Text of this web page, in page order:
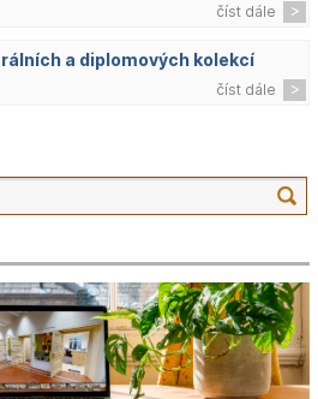
číst dále
a diplomových kolekcí
číst dále